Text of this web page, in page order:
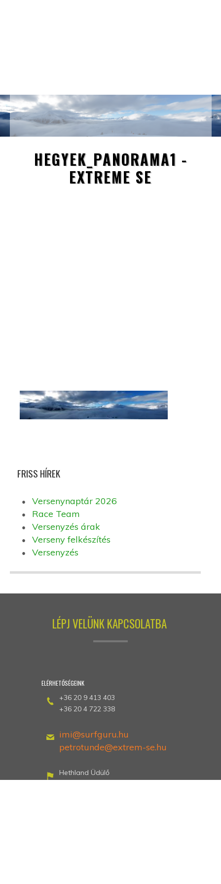
HEGYEK_PANORAMA1 -
EXTREME SE
FRISS HÍREK
Versenynaptár 2026
Race Team
Versenyzés árak
Verseny felkészítés
Versenyzés
LÉPJ VELÜNK KAPCSOLATBA
ELÉRHETŐSÉGEINK
+36 20 9 413 403
+36 20 4 722 338
imi@surfguru.hu
petrotunde@extrem-se.hu
Hethland Üdülő